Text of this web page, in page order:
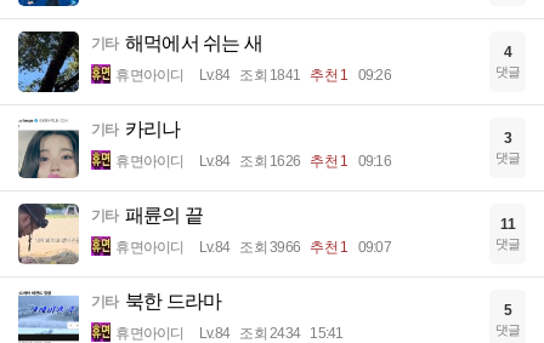
기타 해먹에서 쉬는 새
휴면아이디 Lv.84 조회 1841 추천 1 09:26
4
댓글
기타 카리나
휴면아이디 Lv.84 조회 1626 추천 1 09:16
3
댓글
기타 패륜의 끝
휴면아이디 Lv.84 조회 3966 추천 1 09:07
11
댓글
기타 북한 드라마
휴면아이디 Lv.84 조회 2434 15:41
5
댓글